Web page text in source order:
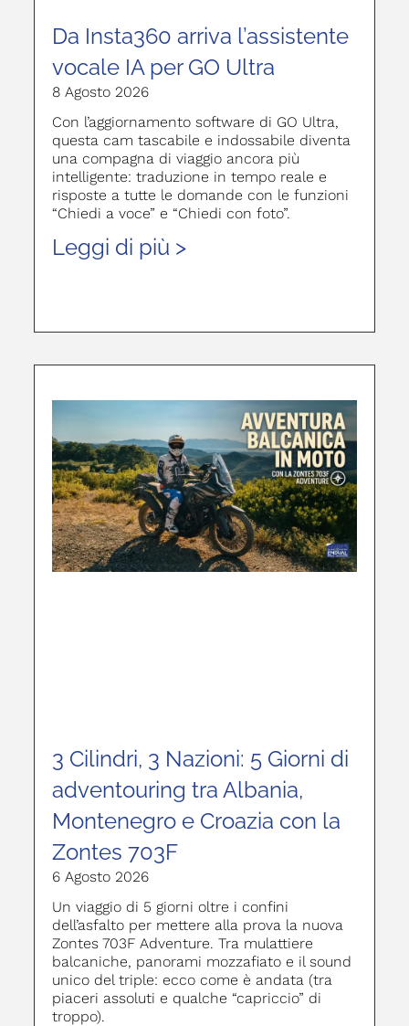
Da Insta360 arriva l’assistente
vocale IA per GO Ultra
8 Agosto 2026
Con l’aggiornamento software di GO Ultra,
questa cam tascabile e indossabile diventa
una compagna di viaggio ancora più
intelligente: traduzione in tempo reale e
risposte a tutte le domande con le funzioni
“Chiedi a voce” e “Chiedi con foto”.
Leggi di più >
3 Cilindri, 3 Nazioni: 5 Giorni di
adventouring tra Albania,
Montenegro e Croazia con la
Zontes 703F
6 Agosto 2026
Un viaggio di 5 giorni oltre i confini
dell’asfalto per mettere alla prova la nuova
Zontes 703F Adventure. Tra mulattiere
balcaniche, panorami mozzafiato e il sound
unico del triple: ecco come è andata (tra
piaceri assoluti e qualche “capriccio” di
troppo).